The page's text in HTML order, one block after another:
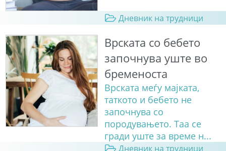
Дневник на трудници
Врската со бебето
започнува уште во
бременоста
Врската меѓу мајката,
таткото и бебето не
започнува со
породувањето. Таа се
гради уште за време н...
Дневник на трудници